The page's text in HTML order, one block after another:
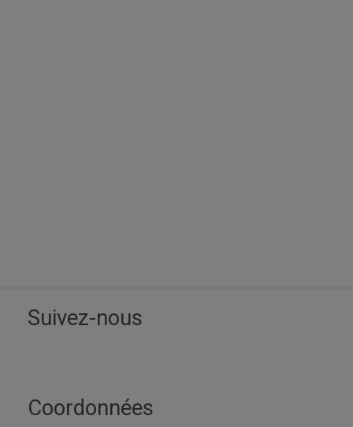
Suivez-nous
Coordonnées